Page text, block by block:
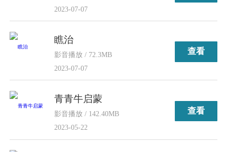
2023-07-07
瞧治
影音播放 / 72.3MB
2023-07-07
查看
青青牛启蒙
影音播放 / 142.40MB
2023-05-22
查看